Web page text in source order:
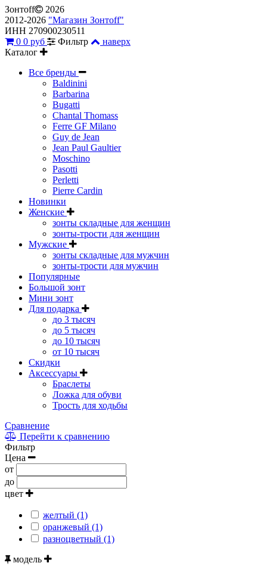
Зонтoff
2026
2012-2026 "Магазин Зонтoff"
ИНН 270900230511
0 0 руб Фильтр
наверх
Каталог
Все бренды
Baldinini
Barbarina
Bugatti
Chantal Thomass
Ferre GF Milano
Guy de Jean
Jean Paul Gaultier
Moschino
Pasotti
Perletti
Pierre Cardin
Новинки
Женские
зонты складные для женщин
зонты-трости для женщин
Мужские
зонты складные для мужчин
зонты-трости для мужчин
Популярные
Большой зонт
Мини зонт
Для подарка
до 3 тысяч
до 5 тысяч
до 10 тысяч
от 10 тысяч
Скидки
Аксессуары
Браслеты
Ложка для обуви
Трость для ходьбы
Сравнение
Перейти к сравнению
Фильтр
Цена
от
до
цвет
желтый (1)
оранжевый (1)
разноцветный (1)
модель